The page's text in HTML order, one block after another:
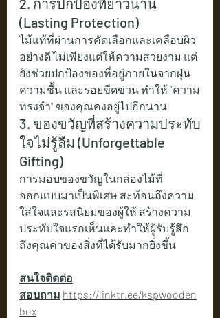
(Lasting Protection)
ไม้แท้ที่ผ่านการคัดเลือกและเคลือบผิว
อย่างดี ไม่เพียงแต่ให้ความสวยงาม แต่
ยังช่วยปกป้องของที่อยู่ภายในจากฝุ่น
ความชื้น และรอยขีดข่วน ทำให้ "ความ
ทรงจำ" ของคุณคงอยู่ไปอีกนาน
3. ของขวัญที่สร้างความประทับ
ใจไม่รู้ลืม (Unforgettable
Gifting)
การมอบของขวัญในกล่องไม้ที่
ออกแบบมาเป็นพิเศษ สะท้อนถึงความ
ใส่ใจและรสนิยมของผู้ให้ สร้างความ
ประทับใจแรกเห็นและทำให้ผู้รับรู้สึก
ถึงคุณค่าของสิ่งที่ได้รับมากยิ่งขึ้น
สนใจติดต่อ
สอบถาม https://linktr.ee/kspwooden
box